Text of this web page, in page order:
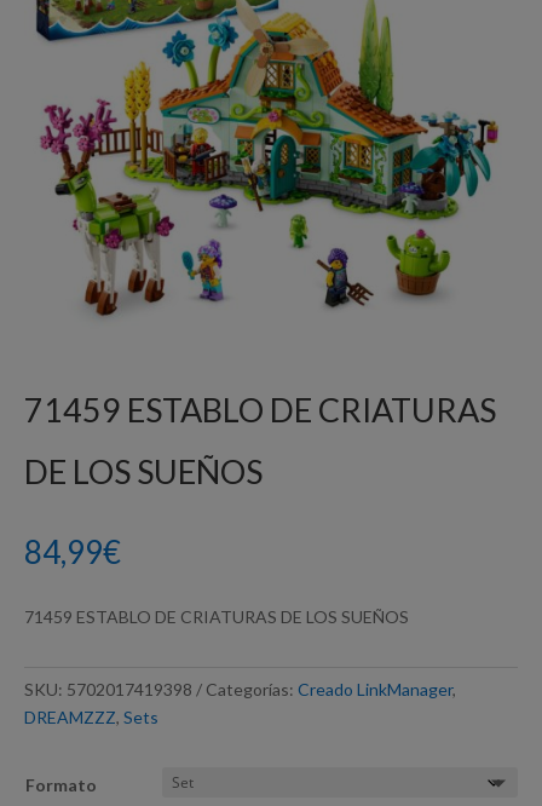
71459 ESTABLO DE CRIATURAS
DE LOS SUEÑOS
84,99€
71459 ESTABLO DE CRIATURAS DE LOS SUEÑOS
SKU: 5702017419398 Categorías: Creado LinkManager,
DREAMZZZ, Sets
Formato